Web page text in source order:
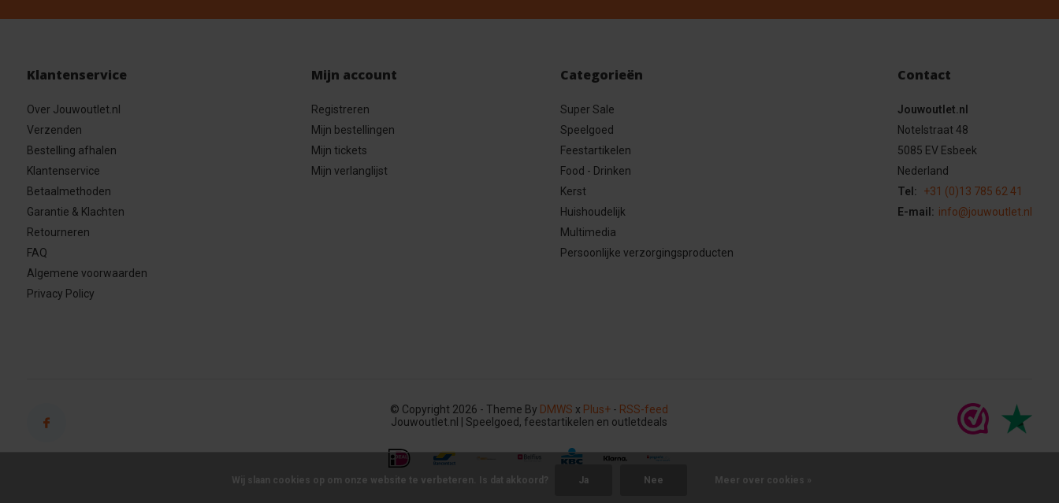
Klantenservice
Over Jouwoutlet.nl
Verzenden
Bestelling afhalen
Klantenservice
Betaalmethoden
Garantie & Klachten
Retourneren
FAQ
Algemene voorwaarden
Privacy Policy
Mijn account
Registreren
Mijn bestellingen
Mijn tickets
Mijn verlanglijst
Categorieën
Super Sale
Speelgoed
Feestartikelen
Food - Drinken
Kerst
Huishoudelijk
Multimedia
Persoonlijke verzorgingsproducten
Contact
Jouwoutlet.nl
Notelstraat 48
5085 EV Esbeek
Nederland
Tel:
+31 (0)13 785 62 41
E-mail: info@jouwoutlet.nl
© Copyright 2026 - Theme By DMWS x Plus+ - RSS-feed
Jouwoutlet.nl | Speelgoed, feestartikelen en outletdeals
Wij slaan cookies op om onze website te verbeteren. Is dat akkoord? Ja Nee Meer over cookies »